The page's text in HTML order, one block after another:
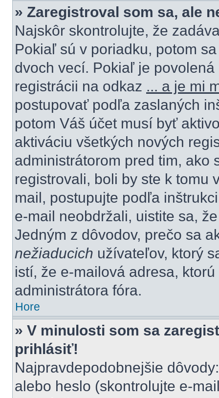
» Zaregistroval som sa, ale
Najskôr skontrolujte, že
Pokiaľ sú v poriadku, potom
dvoch vecí. Pokiaľ je
registrácii na odkaz ... a je mi
postupovať podľa zaslaných
potom Váš účet musí byť
aktiváciu všetkých nových
administrátorom pred tim, ako
registrovali, boli by ste k tomu
mail, postupujte podľa
e-mail neobdržali, uistite sa,
Jedným z dôvodov, prečo sa
nežiaducich užívateľov, ktorý
istí, že e-mailová adresa,
administrátora fóra.
Hore
» V minulosti som sa
prihlásiť!
Najpravdepodobnejšie
alebo heslo (skontrolujte e-